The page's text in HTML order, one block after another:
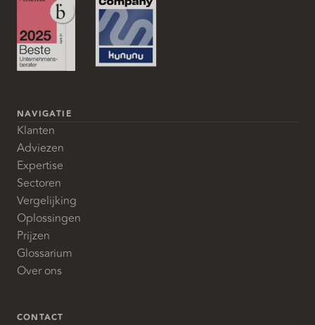
NAVIGATIE
Klanten
Adviezen
Expertise
Sectoren
Vergelijking
Oplossingen
Prijzen
Glossarium
Over ons
CONTACT